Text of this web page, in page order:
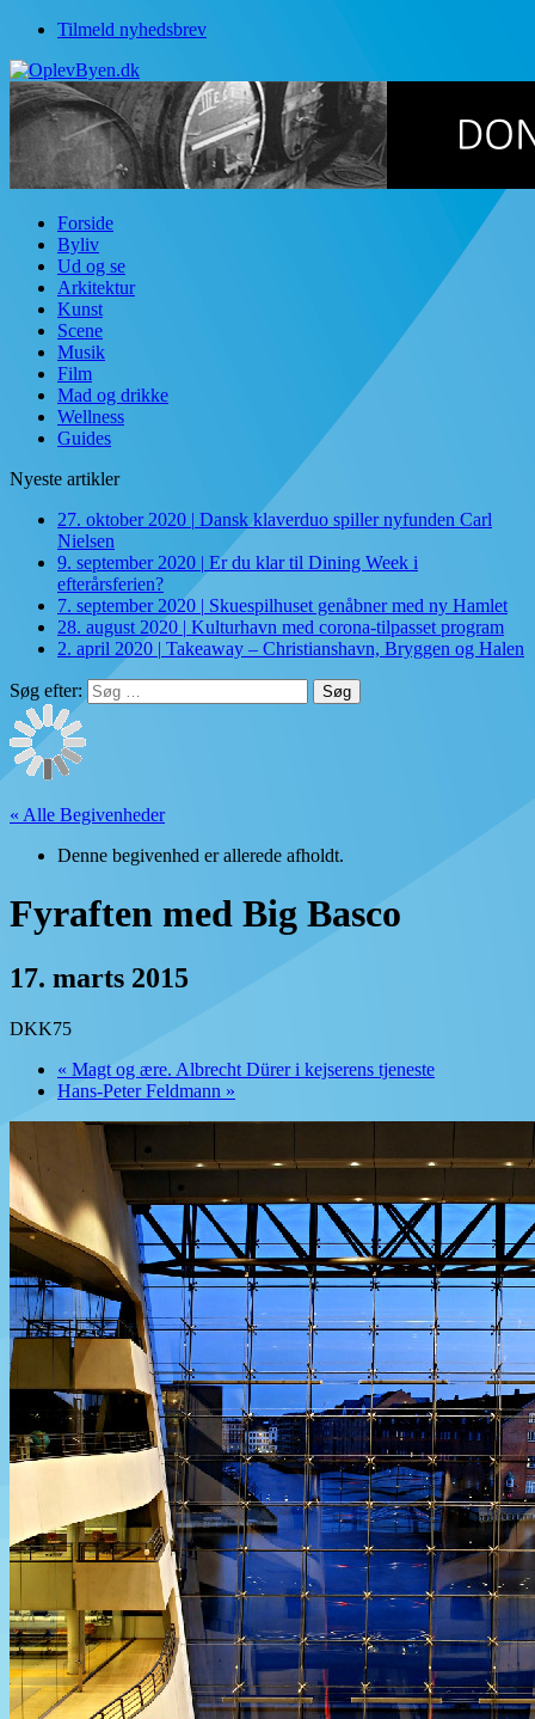
Tilmeld nyhedsbrev
Forside
Byliv
Ud og se
Arkitektur
Kunst
Scene
Musik
Film
Mad og drikke
Wellness
Guides
Nyeste artikler
27. oktober 2020 | Dansk klaverduo spiller nyfunden Carl
Nielsen
9. september 2020 | Er du klar til Dining Week i
efterårsferien?
7. september 2020 | Skuespilhuset genåbner med ny Hamlet
28. august 2020 | Kulturhavn med corona-tilpasset program
2. april 2020 | Takeaway – Christianshavn, Bryggen og Halen
Søg efter:
« Alle Begivenheder
Denne begivenhed er allerede afholdt.
Fyraften med Big Basco
17. marts 2015
DKK75
« Magt og ære. Albrecht Dürer i kejserens tjeneste
Hans-Peter Feldmann »